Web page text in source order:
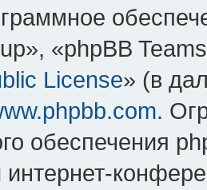
«phpBB
License» (в
.
обеспечения
интернет-